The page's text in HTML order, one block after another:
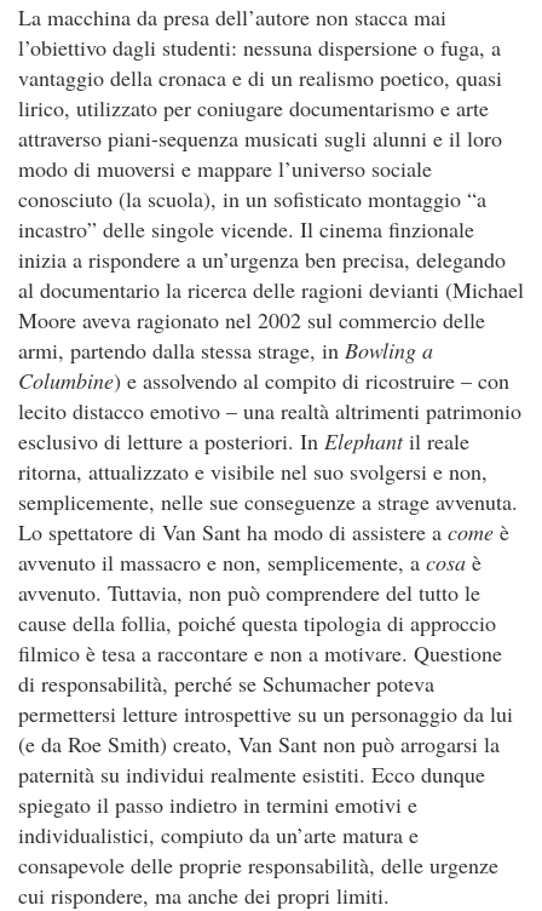
La macchina da presa dell’autore non stacca mai
l’obiettivo dagli studenti: nessuna dispersione o fuga, a
vantaggio della cronaca e di un realismo poetico, quasi
lirico, utilizzato per coniugare documentarismo e arte
attraverso piani-sequenza musicati sugli alunni e il loro
modo di muoversi e mappare l’universo sociale
conosciuto (la scuola), in un sofisticato montaggio “a
incastro” delle singole vicende. Il cinema finzionale
inizia a rispondere a un’urgenza ben precisa, delegando
al documentario la ricerca delle ragioni devianti (Michael
Moore aveva ragionato nel 2002 sul commercio delle
armi, partendo dalla stessa strage, in Bowling a
Columbine) e assolvendo al compito di ricostruire – con
lecito distacco emotivo – una realtà altrimenti patrimonio
esclusivo di letture a posteriori. In Elephantil reale
ritorna, attualizzato e visibile nel suo svolgersi e non,
semplicemente, nelle sue conseguenze a strage avvenuta.
Lo spettatore di Van Sant ha modo di assistere a come è
avvenuto il massacro e non, semplicemente, a cosa è
avvenuto. Tuttavia, non può comprendere del tutto le
cause della follia, poiché questa tipologia di approccio
filmico è tesa a raccontare e non a motivare. Questione
di responsabilità, perché se Schumacher poteva
permettersi letture introspettive su un personaggio da lui
(e da Roe Smith) creato, Van Sant non può arrogarsi la
paternità su individui realmente esistiti. Ecco dunque
spiegato il passo indietro in termini emotivi e
individualistici, compiuto da un’arte matura e
consapevole delle proprie responsabilità, delle urgenze
cui rispondere, ma anche dei propri limiti.